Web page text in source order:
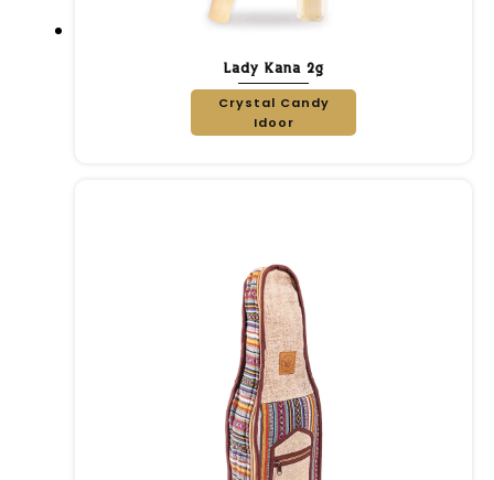
Lady Kana 2g
Crystal Candy
Idoor